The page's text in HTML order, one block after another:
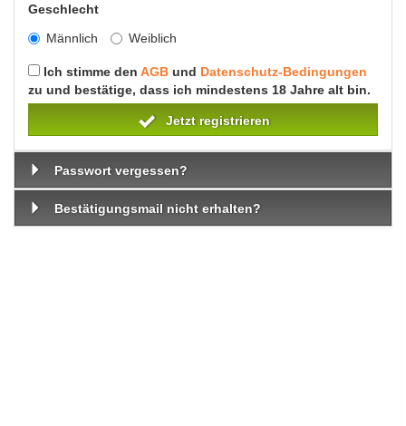
Geschlecht
Männlich
Weiblich
Ich stimme den AGB und Datenschutz-Bedingungen
zu und bestätige, dass ich mindestens 18 Jahre alt bin.
Jetzt registrieren
Passwort vergessen?
Bestätigungsmail nicht erhalten?